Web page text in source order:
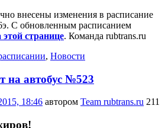
внесены изменения в расписание
С обновленным расписанием
этой странице. Команда rubtrans.ru
, Новости
на автобус №523
18:46 автором Team rubtrans.ru 211